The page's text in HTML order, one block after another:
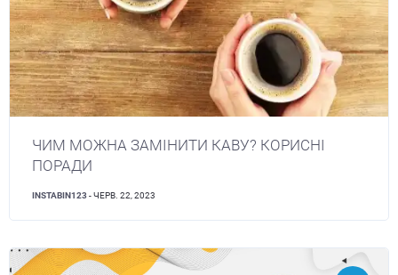
ЧИМ МОЖНА ЗАМІНИТИ КАВУ? КОРИСНІ
ПОРАДИ
INSTABIN123 - ЧЕРВ. 22, 2023